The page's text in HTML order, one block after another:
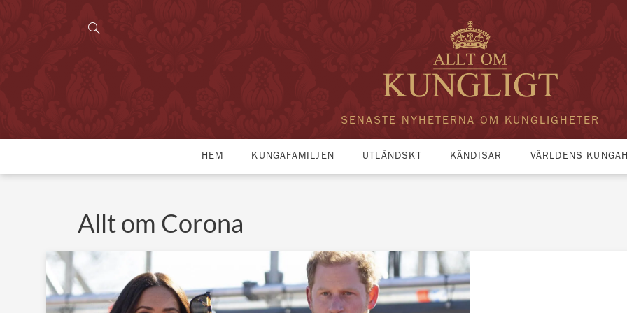
SENASTE NYHETERNA OM KUNGLIGHETER
HEM KUNGAFAMILJEN UTLÄNDSKT KÄNDISAR VÄRLDENS
Allt om Corona